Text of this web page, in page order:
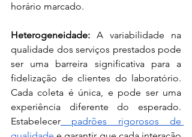
horário marcado.
Heterogeneidade: A variabilidade na
qualidade dos serviços prestados pode
ser uma barreira significativa para a
fidelização de clientes do laboratório.
Cada coleta é única, e pode ser uma
experiência diferente do esperado.
Estabelecer padrões rigorosos de